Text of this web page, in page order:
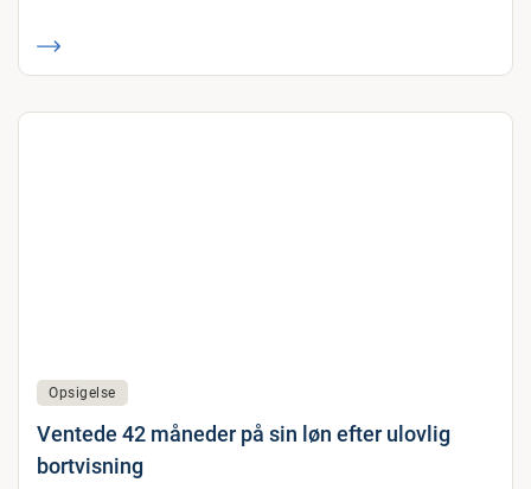
Opsigelse
Ventede 42 måneder på sin løn efter ulovlig
bortvisning